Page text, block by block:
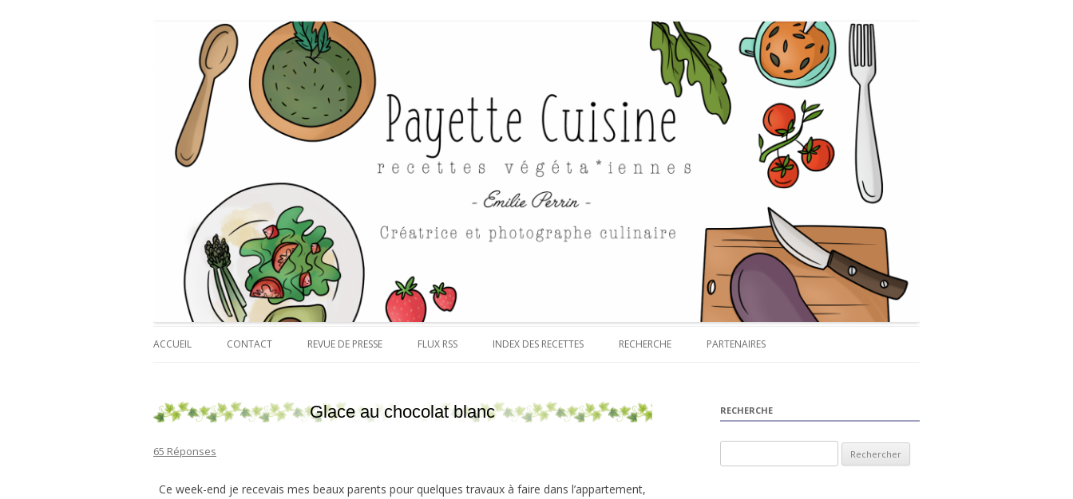
Payette cuisine
ACCUEIL CONTACT REVUE DE PRESSE FLUX RSS INDEX DES RECETTES RECHERCHE PARTENAIRES
Glace au chocolat blanc
65 Réponses
Ce week-end je recevais mes beaux parents pour quelques travaux à faire dans l’appartement,
RECHERCHE